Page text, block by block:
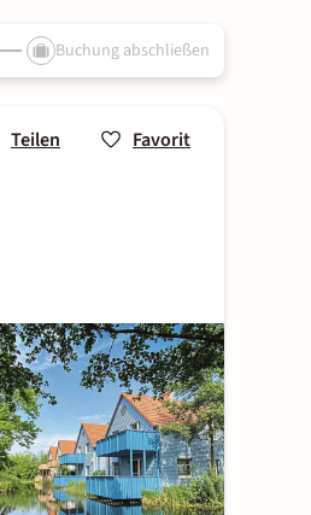
Buchung abschließen
Teilen Favorit